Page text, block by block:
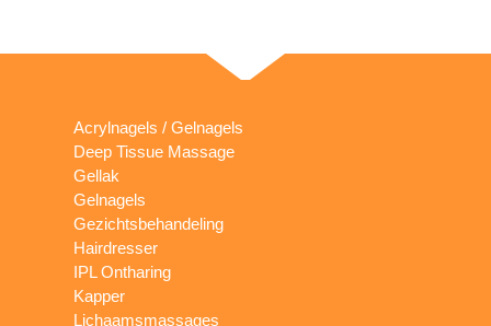
Acrylnagels / Gelnagels
Deep Tissue Massage
Gellak
Gelnagels
Gezichtsbehandeling
Hairdresser
IPL Ontharing
Kapper
Lichaamsmassages